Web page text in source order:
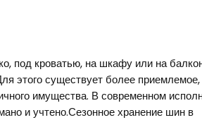
под кроватью, на шкафу или на
этого существует более
имущества. В современном
и учтено.Сезонное хранение шин в